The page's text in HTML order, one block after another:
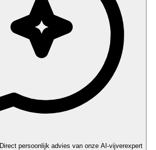
Direct persoonlijk advies van onze AI-vijverexpert